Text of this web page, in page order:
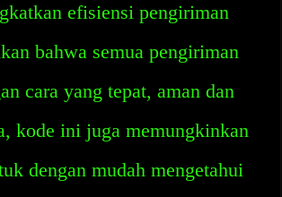
efisiensi pengiriman
bahwa semua pengiriman
cara yang tepat, aman dan
kode ini juga memungkinkan
dengan mudah mengetahui